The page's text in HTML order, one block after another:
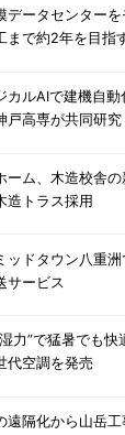
データセンター
まで約2年を目指
カルAIで建機自
戸高専が共同研究
ーム、木造校舎
造トラス採用
ッドタウン八重
サービス
力”で猛暑でも
代空調を発売
遠隔化から山岳